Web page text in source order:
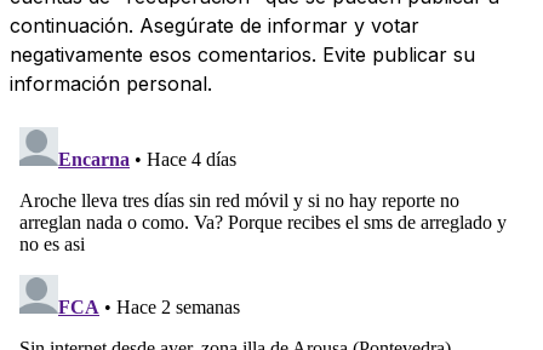
continuación. Asegúrate de informar y votar
negativamente esos comentarios. Evite publicar su
información personal.